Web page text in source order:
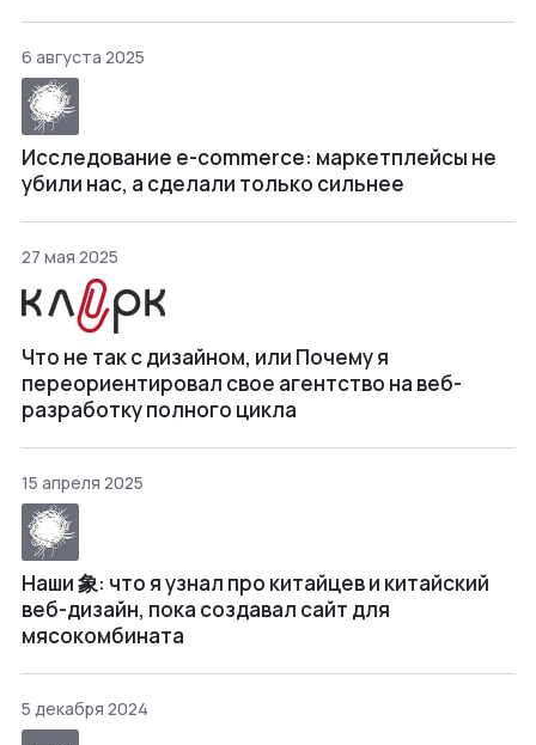
6 августа 2025
Исследование e-commerce: маркетплейсы не
убили нас, а сделали только сильнее
27 мая 2025
Что не так с дизайном, или Почему я
переориентировал свое агентство на веб-
разработку полного цикла
15 апреля 2025
Наши 象: что я узнал про китайцев и китайский
веб-дизайн, пока создавал сайт для
мясокомбината
5 декабря 2024